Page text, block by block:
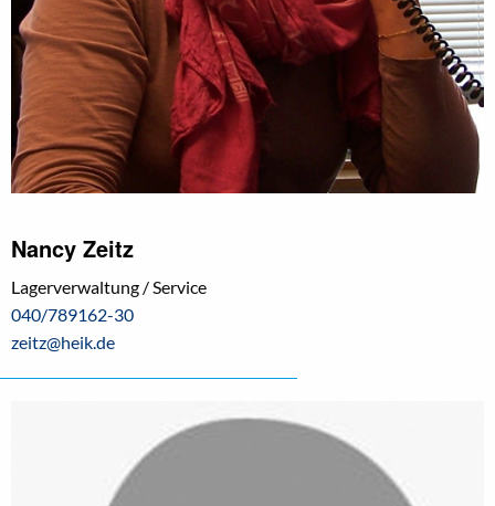
Nancy Zeitz
Lagerverwaltung / Service
040/789162-30
zeitz@heik.de